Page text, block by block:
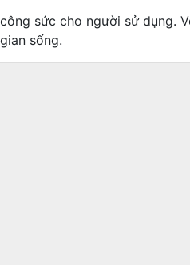
sức cho người sử dụng.
sống.